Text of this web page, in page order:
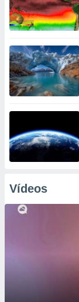
Vídeos